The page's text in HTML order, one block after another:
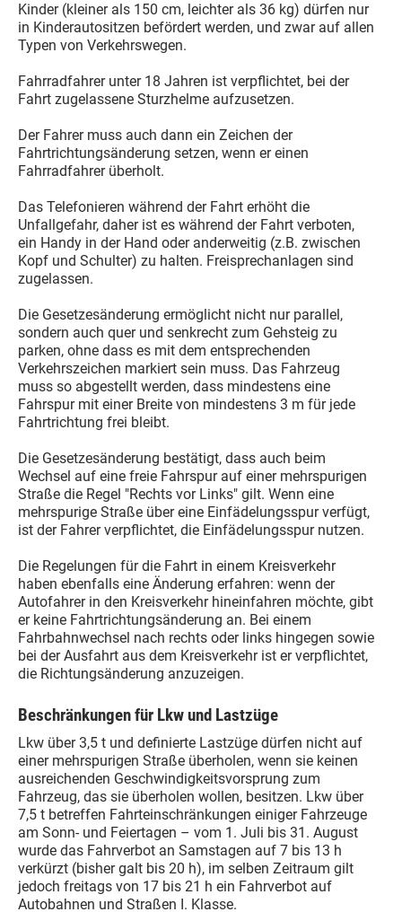
Kinder (kleiner als 150 cm, leichter als 36 kg) dürfen nur
in Kinderautositzen befördert werden, und zwar auf allen
Typen von Verkehrswegen.
Fahrradfahrer unter 18 Jahren ist verpflichtet, bei der
Fahrt zugelassene Sturzhelme aufzusetzen.
Der Fahrer muss auch dann ein Zeichen der
Fahrtrichtungsänderung setzen, wenn er einen
Fahrradfahrer überholt.
Das Telefonieren während der Fahrt erhöht die
Unfallgefahr, daher ist es während der Fahrt verboten,
ein Handy in der Hand oder anderweitig (z.B. zwischen
Kopf und Schulter) zu halten. Freisprechanlagen sind
zugelassen.
Die Gesetzesänderung ermöglicht nicht nur parallel,
sondern auch quer und senkrecht zum Gehsteig zu
parken, ohne dass es mit dem entsprechenden
Verkehrszeichen markiert sein muss. Das Fahrzeug
muss so abgestellt werden, dass mindestens eine
Fahrspur mit einer Breite von mindestens 3 m für jede
Fahrtrichtung frei bleibt.
Die Gesetzesänderung bestätigt, dass auch beim
Wechsel auf eine freie Fahrspur auf einer mehrspurigen
Straße die Regel "Rechts vor Links" gilt. Wenn eine
mehrspurige Straße über eine Einfädelungsspur verfügt,
ist der Fahrer verpflichtet, die Einfädelungsspur nutzen.
Die Regelungen für die Fahrt in einem Kreisverkehr
haben ebenfalls eine Änderung erfahren: wenn der
Autofahrer in den Kreisverkehr hineinfahren möchte, gibt
er keine Fahrtrichtungsänderung an. Bei einem
Fahrbahnwechsel nach rechts oder links hingegen sowie
bei der Ausfahrt aus dem Kreisverkehr ist er verpflichtet,
die Richtungsänderung anzuzeigen.
Beschränkungen für Lkw und Lastzüge
Lkw über 3,5 t und definierte Lastzüge dürfen nicht auf
einer mehrspurigen Straße überholen, wenn sie keinen
ausreichenden Geschwindigkeitsvorsprung zum
Fahrzeug, das sie überholen wollen, besitzen. Lkw über
7,5 t betreffen Fahrteinschränkungen einiger Fahrzeuge
am Sonn- und Feiertagen – vom 1. Juli bis 31. August
wurde das Fahrverbot an Samstagen auf 7 bis 13 h
verkürzt (bisher galt bis 20 h), im selben Zeitraum gilt
jedoch freitags von 17 bis 21 h ein Fahrverbot auf
Autobahnen und Straßen I. Klasse.